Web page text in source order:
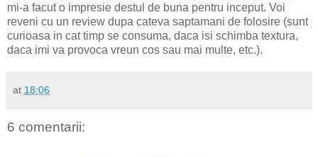
mi-a facut o impresie destul de buna pentru inceput. Voi
reveni cu un review dupa cateva saptamani de folosire (sunt
curioasa in cat timp se consuma, daca isi schimba textura,
daca imi va provoca vreun cos sau mai multe, etc.).
at 18:06
6 comentarii: